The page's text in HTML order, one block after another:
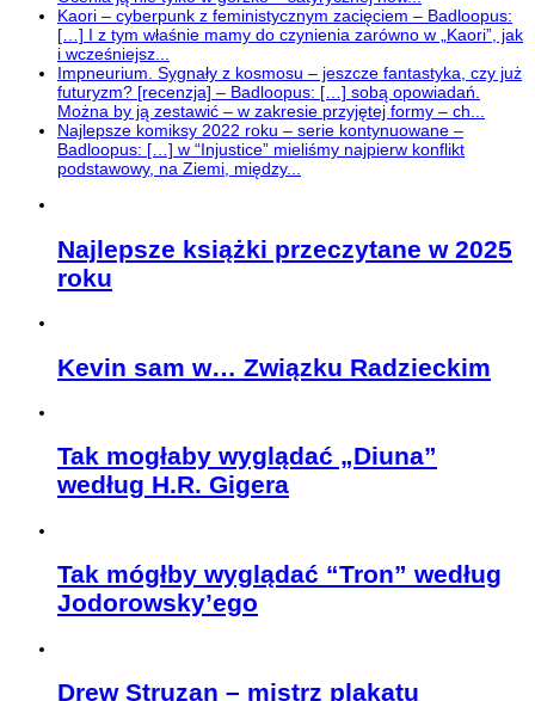
Kaori – cyberpunk z feministycznym zacięciem – Badloopus:
[…] I z tym właśnie mamy do czynienia zarówno w „Kaori”, jak
i wcześniejsz...
Impneurium. Sygnały z kosmosu – jeszcze fantastyka, czy już
futuryzm? [recenzja] – Badloopus: […] sobą opowiadań.
Można by ją zestawić – w zakresie przyjętej formy – ch...
Najlepsze komiksy 2022 roku – serie kontynuowane –
Badloopus: […] w “Injustice” mieliśmy najpierw konflikt
podstawowy, na Ziemi, między...
Najlepsze książki przeczytane w 2025
roku
Kevin sam w… Związku Radzieckim
Tak mogłaby wyglądać „Diuna”
według H.R. Gigera
Tak mógłby wyglądać “Tron” według
Jodorowsky’ego
Drew Struzan – mistrz plakatu